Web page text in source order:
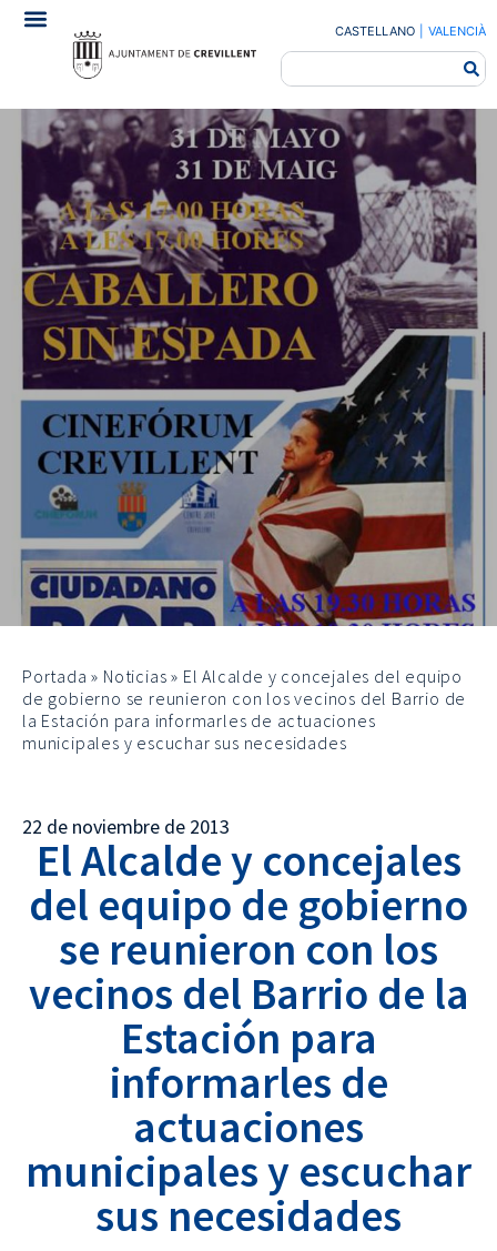
CASTELLANO VALENCIÀ
Portada » Noticias » El Alcalde y concejales del equipo
de gobierno se reunieron con los vecinos del Barrio de
la Estación para informarles de actuaciones
municipales y escuchar sus necesidades
22 de noviembre de 2013
El Alcalde y concejales
del equipo de gobierno
se reunieron con los
vecinos del Barrio de la
Estación para
informarles de
actuaciones
municipales y escuchar
sus necesidades